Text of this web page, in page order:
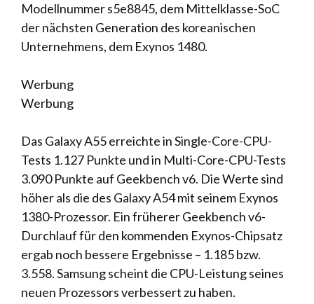
Modellnummer s5e8845, dem Mittelklasse-SoC
der nächsten Generation des koreanischen
Unternehmens, dem Exynos 1480.
Werbung
Werbung
Das Galaxy A55 erreichte in Single-Core-CPU-
Tests 1.127 Punkte und in Multi-Core-CPU-Tests
3.090 Punkte auf Geekbench v6. Die Werte sind
höher als die des Galaxy A54 mit seinem Exynos
1380-Prozessor. Ein früherer Geekbench v6-
Durchlauf für den kommenden Exynos-Chipsatz
ergab noch bessere Ergebnisse – 1.185 bzw.
3.558. Samsung scheint die CPU-Leistung seines
neuen Prozessors verbessert zu haben.